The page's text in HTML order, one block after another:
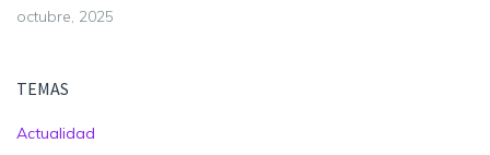
octubre, 2025
TEMAS
Actualidad